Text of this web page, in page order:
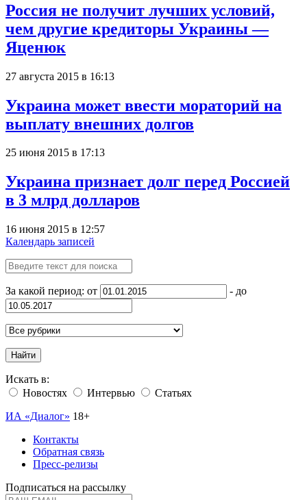
Россия не получит лучших условий,
чем другие кредиторы Украины —
Яценюк
27 августа 2015 в 16:13
Украина может ввести мораторий на
выплату внешних долгов
25 июня 2015 в 17:13
Украина признает долг перед Россией
в 3 млрд долларов
16 июня 2015 в 12:57
Календарь записей
За какой период: от - до
Найти
Искать в:
Новостях
Интервью
Статьях
ИА «Диалог» 18+
Контакты
Обратная связь
Пресс-релизы
Подписаться на рассылку